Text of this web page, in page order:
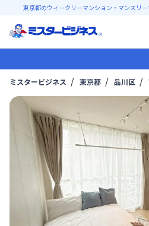
東京都のウィークリーマンション・マンスリ
ミスタービジネス 東京都 品川区